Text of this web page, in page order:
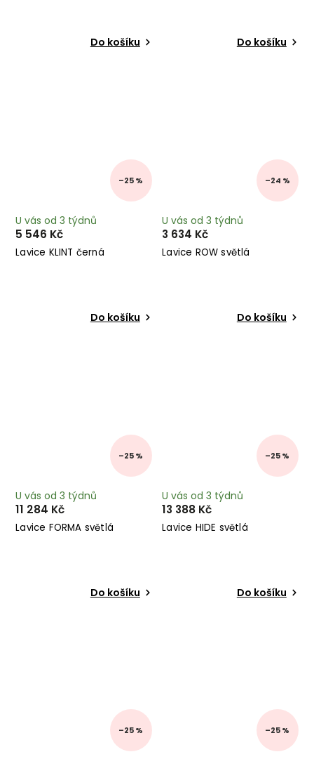
Do košíku Do košíku
–25 %
Lavice KLINT černá
U vás od 3 týdnů
5 546 Kč
Do košíku
–24 %
Lavice ROW světlá
U vás od 3 týdnů
3 634 Kč
Do košíku
–25 %
Lavice FORMA světlá
U vás od 3 týdnů
11 284 Kč
Do košíku
–25 %
Lavice HIDE světlá
U vás od 3 týdnů
13 388 Kč
Do košíku
–25 % –25 %